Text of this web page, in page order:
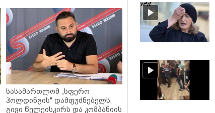
სასამართლომ „სფერო
ჰოლდინგის" დამფუძნებელს,
გივი წულეისკირს და კომპანიის